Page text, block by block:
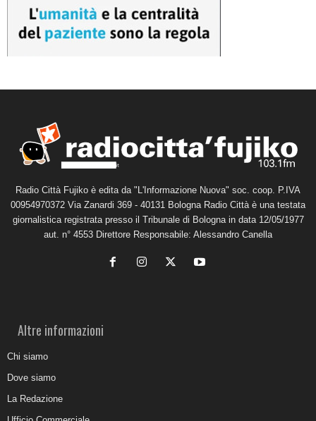
Radio Città Fujiko è edita da "L'Informazione Nuova" soc. coop. P.IVA
00954970372 Via Zanardi 369 - 40131 Bologna Radio Città è una testata
giornalistica registrata presso il Tribunale di Bologna in data 12/05/1977
aut. n° 4553 Direttore Responsabile: Alessandro Canella
Altre informazioni
Chi siamo
Dove siamo
La Redazione